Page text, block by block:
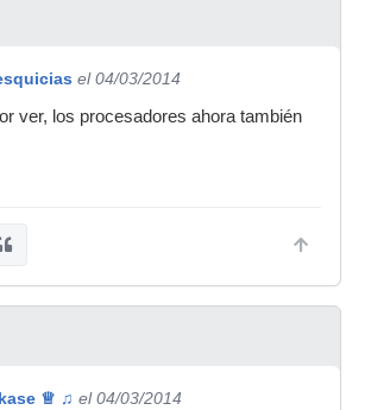
el 04/03/2014
ver, los procesadores ahora también
♕ ♫ el 04/03/2014